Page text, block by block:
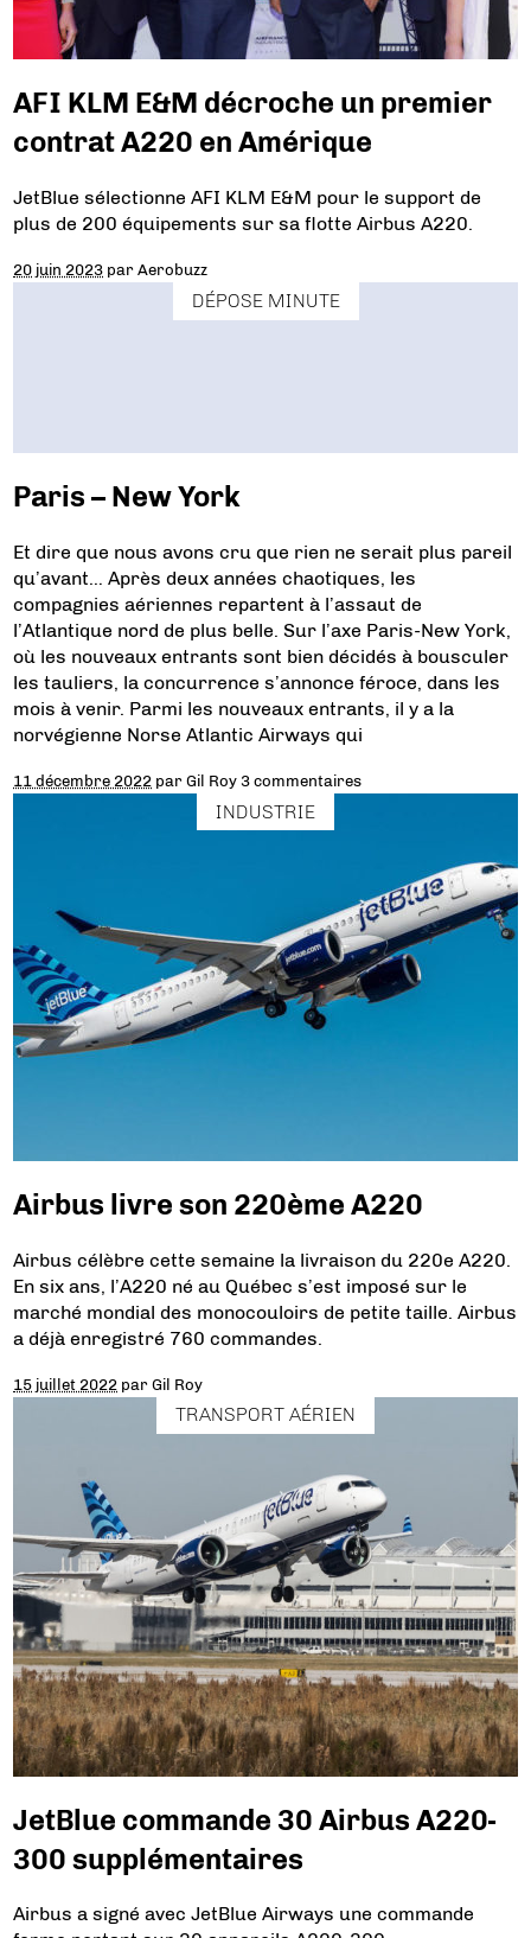
AFI KLM E&M décroche un premier
contrat A220 en Amérique
JetBlue sélectionne AFI KLM E&M pour le support de
plus de 200 équipements sur sa flotte Airbus A220.
20 juin 2023 parAerobuzz
DÉPOSE MINUTE
Paris – New York
Et dire que nous avons cru que rien ne serait plus pareil
qu’avant… Après deux années chaotiques, les
compagnies aériennes repartent à l’assaut de
l’Atlantique nord de plus belle. Sur l’axe Paris-New York,
où les nouveaux entrants sont bien décidés à bousculer
les tauliers, la concurrence s’annonce féroce, dans les
mois à venir. Parmi les nouveaux entrants, il y a la
norvégienne Norse Atlantic Airways qui
11 décembre 2022 parGil Roy 3 commentaires
INDUSTRIE
Airbus livre son 220ème A220
Airbus célèbre cette semaine la livraison du 220e A220.
En six ans, l’A220 né au Québec s’est imposé sur le
marché mondial des monocouloirs de petite taille. Airbus
a déjà enregistré 760 commandes.
15 juillet 2022 parGil Roy
TRANSPORT AÉRIEN
JetBlue commande 30 Airbus A220-
300 supplémentaires
Airbus a signé avec JetBlue Airways une commande